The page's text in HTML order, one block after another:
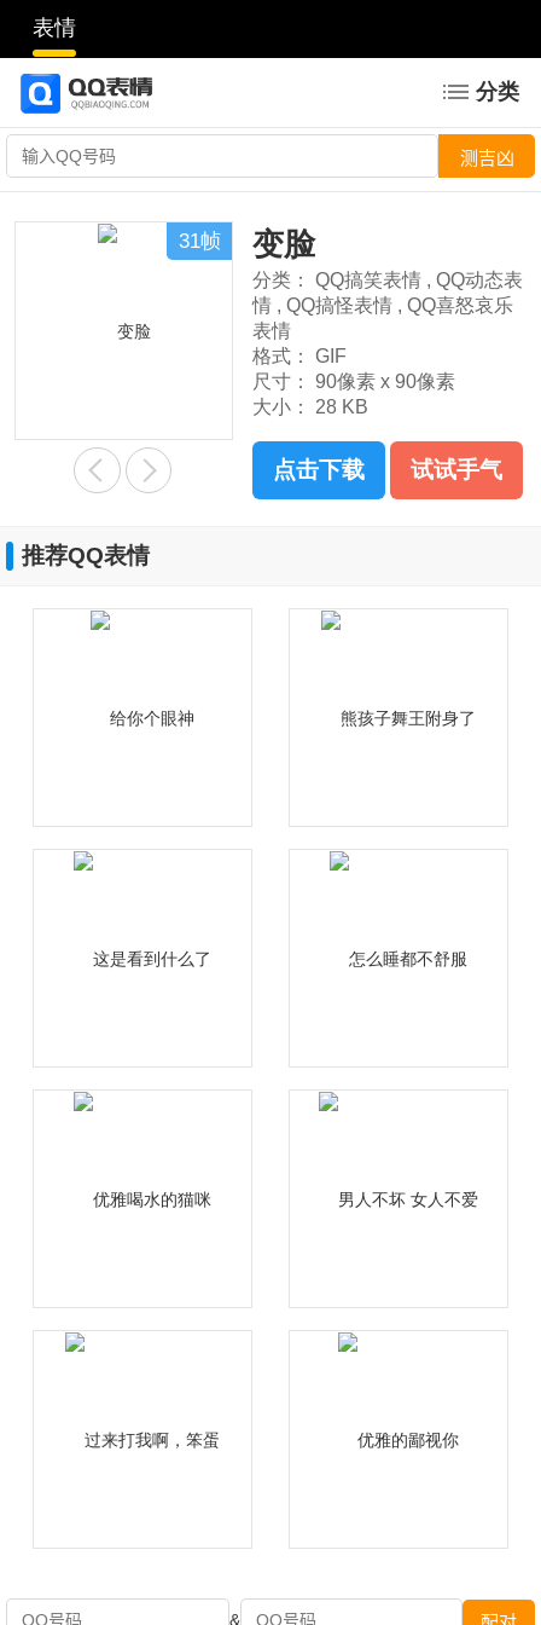
表情
分类
31帧 变脸
分类： QQ搞笑表情 , QQ动态表
情 , QQ搞怪表情 , QQ喜怒哀乐
表情
格式：
GIF
尺寸：
90像素 x 90像素
大小：
28 KB
点击下载 试试手气
推荐QQ表情